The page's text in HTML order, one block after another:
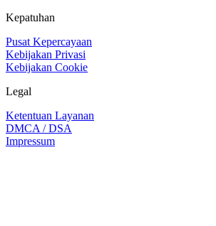
Kepatuhan
Pusat Kepercayaan
Kebijakan Privasi
Kebijakan Cookie
Legal
Ketentuan Layanan
DMCA / DSA
Impressum